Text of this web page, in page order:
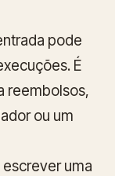
pode
É
reembolsos,
ou um
uma